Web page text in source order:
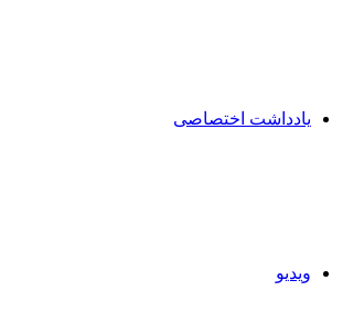
یادداشت اختصاصی
ویدیو